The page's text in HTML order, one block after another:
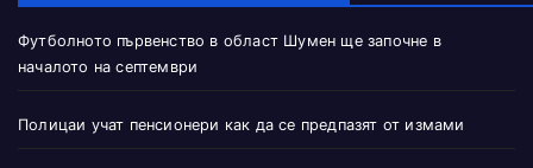
Футболното първенство в област Шумен ще започне в
началото на септември
Полицаи учат пенсионери как да се предпазят от измами